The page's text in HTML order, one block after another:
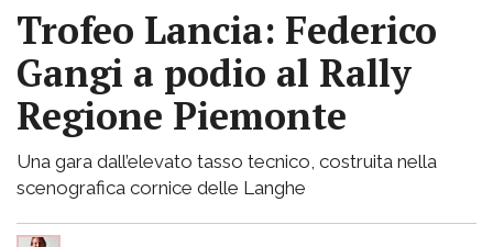
Trofeo Lancia: Federico
Gangi a podio al Rally
Regione Piemonte
Una gara dall’elevato tasso tecnico, costruita nella
scenografica cornice delle Langhe